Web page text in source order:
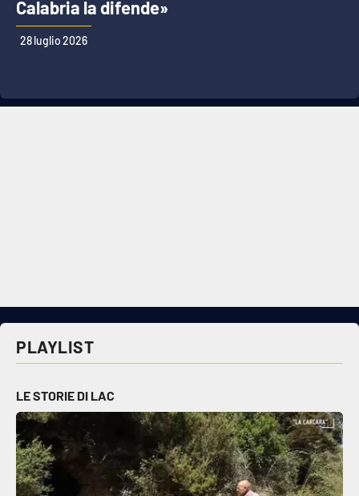
Calabria la difende»
28 luglio 2026
PLAYLIST
LE STORIE DI LAC